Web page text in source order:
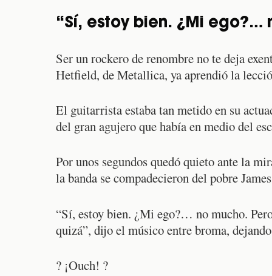
“Sí, estoy bien. ¿Mi ego?…
Ser un rockero de renombre no te deja
Hetfield, de Metallica, ya aprendió la
El guitarrista estaba tan metido en su
del gran agujero que había en medio del
Por unos segundos quedó quieto ante la
la banda se compadecieron del pobre
“Sí, estoy bien. ¿Mi ego?… no mucho.
quizá”, dijo el músico entre broma,
? ¡Ouch! ?